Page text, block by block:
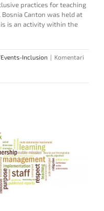
practices for teaching
Canton was held at
is an activity within the
Inclusion | Komentari